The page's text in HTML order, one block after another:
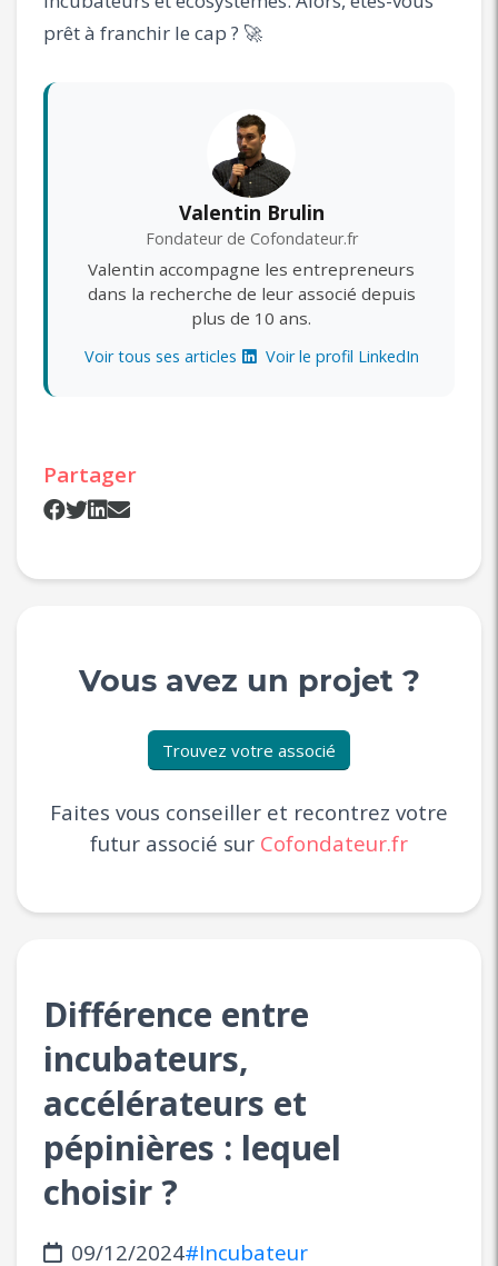
prêt à franchir le cap ? 🚀
Valentin Brulin
Fondateur de Cofondateur.fr
Valentin accompagne les entrepreneurs
dans la recherche de leur associé depuis
plus de 10 ans.
Voir tous ses articles Voir le profil LinkedIn
Partager
Vous avez un projet ?
Trouvez votre associé
Faites vous conseiller et recontrez votre
futur associé sur Cofondateur.fr
Différence entre
incubateurs,
accélérateurs et
pépinières : lequel
choisir ?
09/12/2024#Incubateur